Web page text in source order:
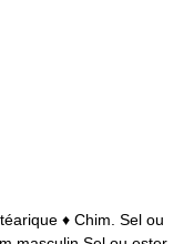
♦ Chim. Sel ou